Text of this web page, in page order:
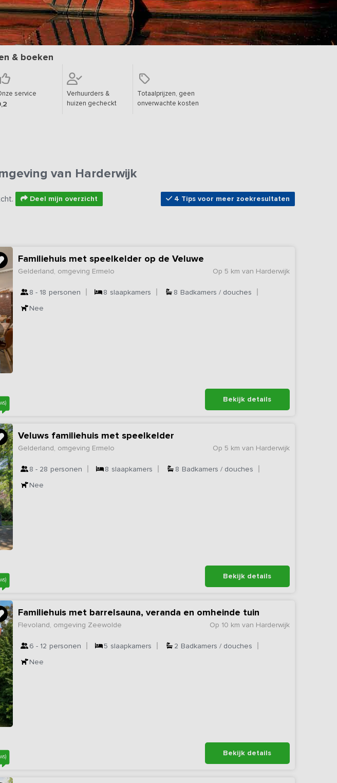
& boeken
service
Verhuurders &
huizen gecheckt
Totaalprijzen, geen
onverwachte kosten
van Harderwijk
Deel mijn overzicht 4 Tips voor meer zoekresultaten
Familiehuis met speelkelder op de Veluwe
Op 5 km van Harderwijk
Gelderland, omgeving Ermelo
8 - 18 personen 8 slaapkamers 8 Badkamers / douches
Nee
Bekijk details
Veluws familiehuis met speelkelder
Op 5 km van Harderwijk
Gelderland, omgeving Ermelo
8 - 28 personen 8 slaapkamers 8 Badkamers / douches
Nee
Bekijk details
Familiehuis met barrelsauna, veranda en omheinde tuin
Op 10 km van Harderwijk
Flevoland, omgeving Zeewolde
6 - 12 personen 5 slaapkamers 2 Badkamers / douches
Nee
Bekijk details